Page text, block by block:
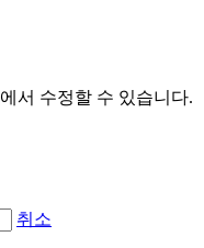
서 수정할 수 있습니다.
취소